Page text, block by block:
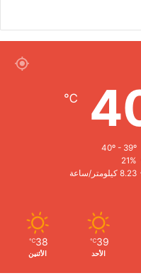
℃
40º - 39º
21%
8.23 كيلومتر/ساعة
39
℃
الأحد
38
℃
الأثنين